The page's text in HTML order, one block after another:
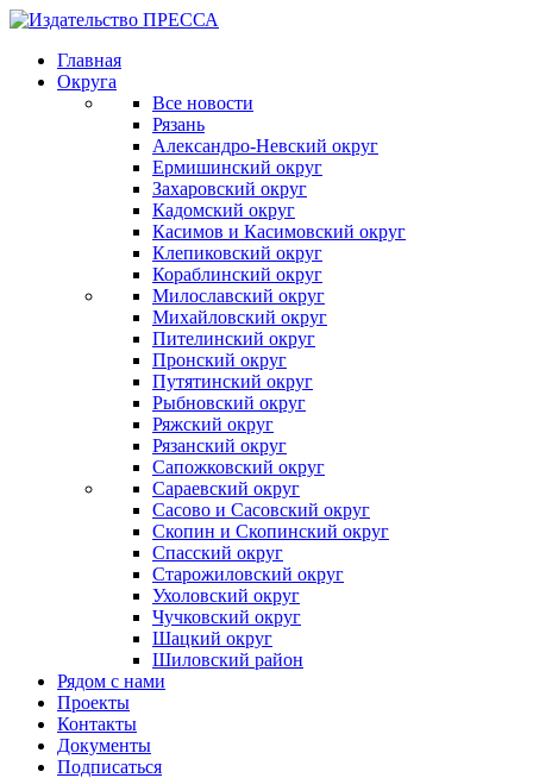
Главная
Округа
Все новости
Рязань
Александро-Невский округ
Ермишинский округ
Захаровский округ
Кадомский округ
Касимов и Касимовский округ
Клепиковский округ
Кораблинский округ
Милославский округ
Михайловский округ
Пителинский округ
Пронский округ
Путятинский округ
Рыбновский округ
Ряжский округ
Рязанский округ
Сапожковский округ
Сараевский округ
Сасово и Сасовский округ
Скопин и Скопинский округ
Спасский округ
Старожиловский округ
Ухоловский округ
Чучковский округ
Шацкий округ
Шиловский район
Рядом с нами
Проекты
Контакты
Документы
Подписаться